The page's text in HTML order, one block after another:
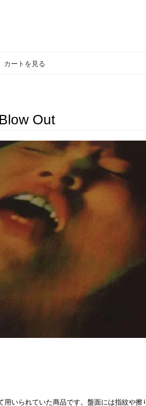
カートを見る
Out
いられていた商品です。盤面には指紋や擦